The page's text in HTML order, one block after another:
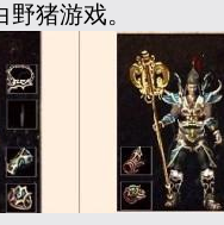
猪游戏。